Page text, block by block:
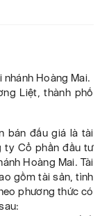
Hoàng Mai.
Liệt, thành phố
bán đấu giá là tài
ty Cổ phần đầu tư
Hoàng Mai. Tài
gồm tài sản, tình
phương thức có